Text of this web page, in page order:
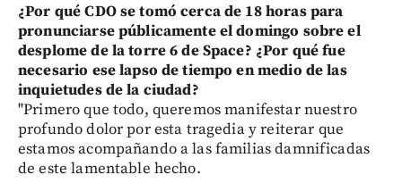
¿Por qué CDO se tomó cerca de 18 horas para
pronunciarse públicamente el domingo sobre el
desplome de la torre 6 de Space? ¿Por qué fue
necesario ese lapso de tiempo en medio de las
inquietudes de la ciudad?
"Primero que todo, queremos manifestar nuestro
profundo dolor por esta tragedia y reiterar que
estamos acompañando a las familias damnificadas
de este lamentable hecho.